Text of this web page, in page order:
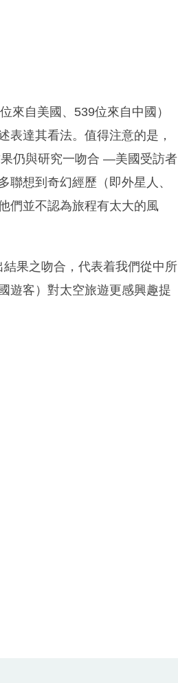
來自美國、539位來自中國）
表達其看法。值得注意的是，
仍與研究一吻合 —美國受訪者
想到奇幻經歷（即外星人、
們並不認為旅程有太大的風
果之吻合，代表着我們從中所
遊客）對太空旅遊更感興趣提